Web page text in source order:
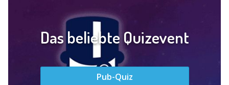
Das beliebte Quizevent
Pub-Quiz